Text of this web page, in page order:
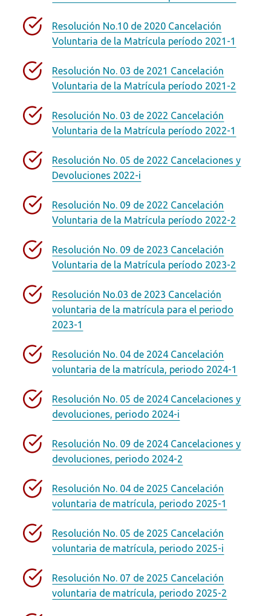
Resolución No.10 de 2020 Cancelación
Voluntaria de la Matrícula período 2021-1
Resolución No. 03 de 2021 Cancelación
Voluntaria de la Matrícula período 2021-2
Resolución No. 03 de 2022 Cancelación
Voluntaria de la Matrícula período 2022-1
Resolución No. 05 de 2022 Cancelaciones y
Devoluciones 2022-i
Resolución No. 09 de 2022 Cancelación
Voluntaria de la Matrícula período 2022-2
Resolución No. 09 de 2023 Cancelación
Voluntaria de la Matrícula período 2023-2
Resolución No.03 de 2023 Cancelación
voluntaria de la matrícula para el periodo
2023-1
Resolución No. 04 de 2024 Cancelación
voluntaria de la matrícula, periodo 2024-1
Resolución No. 05 de 2024 Cancelaciones y
devoluciones, periodo 2024-i
Resolución No. 09 de 2024 Cancelaciones y
devoluciones, periodo 2024-2
Resolución No. 04 de 2025 Cancelación
voluntaria de matrícula, periodo 2025-1
Resolución No. 05 de 2025 Cancelación
voluntaria de matrícula, periodo 2025-i
Resolución No. 07 de 2025 Cancelación
voluntaria de matrícula, periodo 2025-2